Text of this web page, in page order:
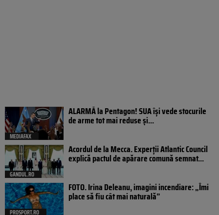
MEDIAFAX
ALARMĂ la Pentagon! SUA își vede stocurile
de arme tot mai reduse și...
GANDUL.RO
Acordul de la Mecca. Experții Atlantic Council
explică pactul de apărare comună semnat...
PROSPORT.RO
FOTO. Irina Deleanu, imagini incendiare: „Îmi
place să fiu cât mai naturală”